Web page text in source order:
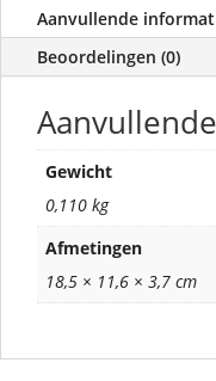
Aanvullende
Beoordelingen (0)
Gewicht
0,110 kg
Afmetingen
18,5 × 11,6 × 3,7 cm